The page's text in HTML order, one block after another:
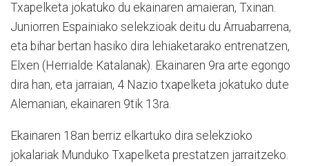
Txapelketa jokatuko du ekainaren amaieran, Txinan.
Juniorren Espainiako selekzioak deitu du Arruabarrena,
eta bihar bertan hasiko dira lehiaketarako entrenatzen,
Elxen (Herrialde Katalanak). Ekainaren 9ra arte egongo
dira han, eta jarraian, 4 Nazio txapelketa jokatuko dute
Alemanian, ekainaren 9tik 13ra.
Ekainaren 18an berriz elkartuko dira selekzioko
jokalariak Munduko Txapelketa prestatzen jarraitzeko.